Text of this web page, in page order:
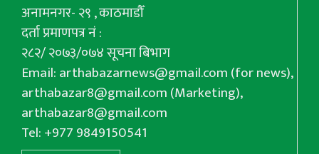
अनामनगर- २९ , काठमाडौँ
दर्ता प्रमाणपत्र नं :
२८२/ २०७३/०७४ सूचना बिभाग
Email:arthabazarnews@gmail.com(for news),
arthabazar8@gmail.com(Marketing),
arthabazar8@gmail.com
Tel: +977 9849150541